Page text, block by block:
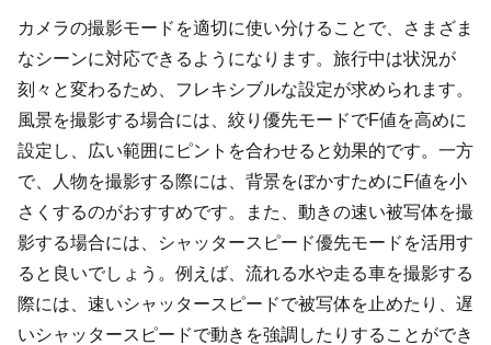
カメラの撮影モードを適切に使い分けることで、さまざま
なシーンに対応できるようになります。旅行中は状況が
刻々と変わるため、フレキシブルな設定が求められます。
風景を撮影する場合には、絞り優先モードでF値を高めに
設定し、広い範囲にピントを合わせると効果的です。一方
で、人物を撮影する際には、背景をぼかすためにF値を小
さくするのがおすすめです。また、動きの速い被写体を撮
影する場合には、シャッタースピード優先モードを活用す
ると良いでしょう。例えば、流れる水や走る車を撮影する
際には、速いシャッタースピードで被写体を止めたり、遅
いシャッタースピードで動きを強調したりすることができ